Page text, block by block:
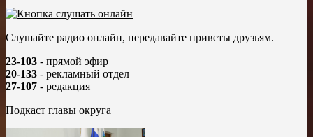
Слушайте радио онлайн, передавайте приветы друзьям.
23-103 - прямой эфир
20-133 - рекламный отдел
27-107 - редакция
Подкаст главы округа